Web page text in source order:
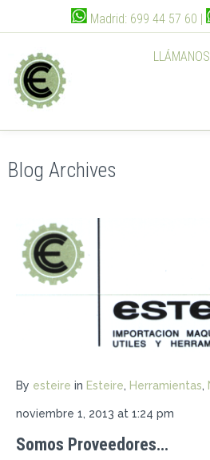
Madrid: 699 44 57 60 |
Blog Archives
By esteire in Esteire, Herramientas,
noviembre 1, 2013 at 1:24 pm
Somos Proveedores…